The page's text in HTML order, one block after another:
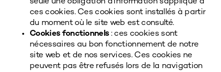
ces cookies. Ces cookies sont installés à partir
du moment où le site web est consulté.
Cookies fonctionnels : ces cookies sont
nécessaires au bon fonctionnement de notre
site web et de nos services. Ces cookies ne
peuvent pas être refusés lors de la navigation